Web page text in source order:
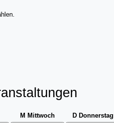
M Mittwoch D Donnerstag